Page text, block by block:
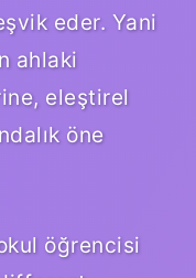
eder. Yani
ahlaki
eleştirel
öne
öğrencisi